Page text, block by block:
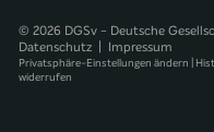
© 2026 DGSv - Deutsche
Datenschutz
Impressum
Privatsphäre-Einstellungen ändern |
widerrufen